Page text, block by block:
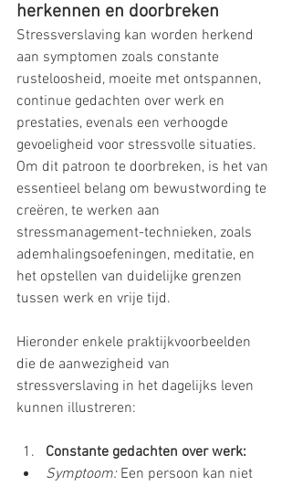
herkennen en doorbreken
Stressverslaving kan worden herkend
aan symptomen zoals constante
rusteloosheid, moeite met ontspannen,
continue gedachten over werk en
prestaties, evenals een verhoogde
gevoeligheid voor stressvolle situaties.
Om dit patroon te doorbreken, is het van
essentieel belang om bewustwording te
creëren, te werken aan
stressmanagement-technieken, zoals
ademhalingsoefeningen, meditatie, en
het opstellen van duidelijke grenzen
tussen werk en vrije tijd.
Hieronder enkele praktijkvoorbeelden
die de aanwezigheid van
stressverslaving in het dagelijks leven
kunnen illustreren:
Constante gedachten over werk:
Symptoom: Een persoon kan niet